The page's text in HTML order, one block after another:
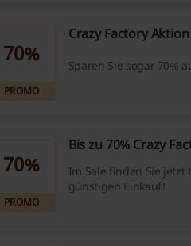
70%
PROMO
Crazy Factory
Sparen Sie sogar 70%
70%
PROMO
Bis zu 70% Crazy
Im Sale finden Sie jetzt
günstigen Einkauf!